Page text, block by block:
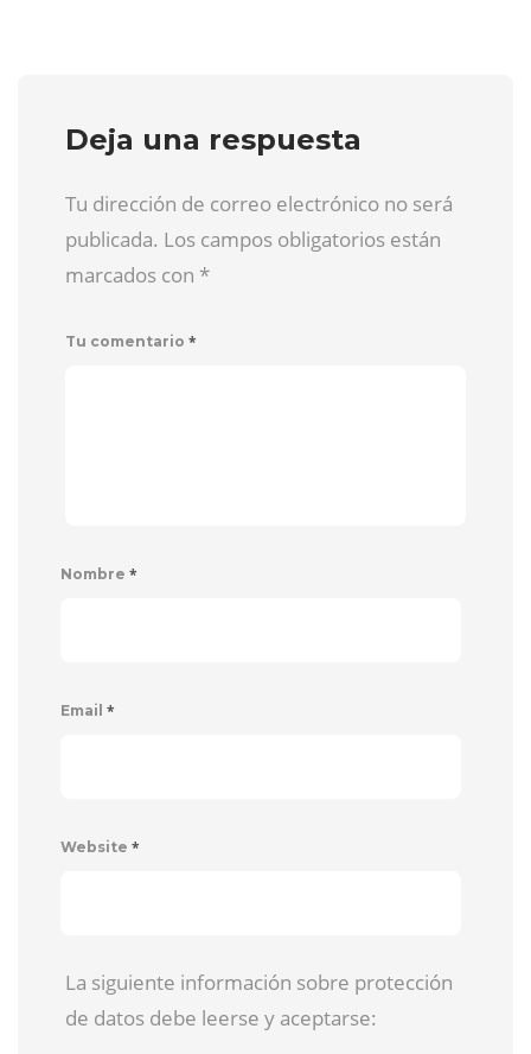
Deja una respuesta
Tu dirección de correo electrónico no será
publicada. Los campos obligatorios están
marcados con *
Tu comentario *
Nombre *
Email *
Website *
La siguiente información sobre protección
de datos debe leerse y aceptarse: